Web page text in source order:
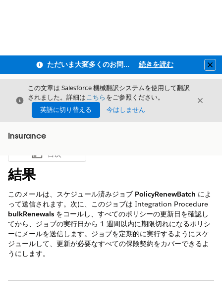
ただいま大変多くのお問い合わせをいただいており、ご連絡までにお時間を頂戴しております 続きを読む
閉じる
この文章は Salesforce 機械翻訳システムを使用して翻訳
されました。詳細はこちら をご参照ください。
英語に切り替える
今はしません
閉じる
Insurance
目次を表示
目次
結果
このメールは、スケジュール済みジョブ PolicyRenewBatch によ
って送信されます。次に、このジョブは Integration Procedure
bulkRenewals をコールし、すべてのポリシーの更新日を確認し
てから、ジョブの実行日から 1 週間以内に期限切れになるポリシ
ーにメールを送信します。ジョブを定期的に実行するようにスケ
ジュールして、更新が必要なすべての保険契約をカバーできるよ
うにします。